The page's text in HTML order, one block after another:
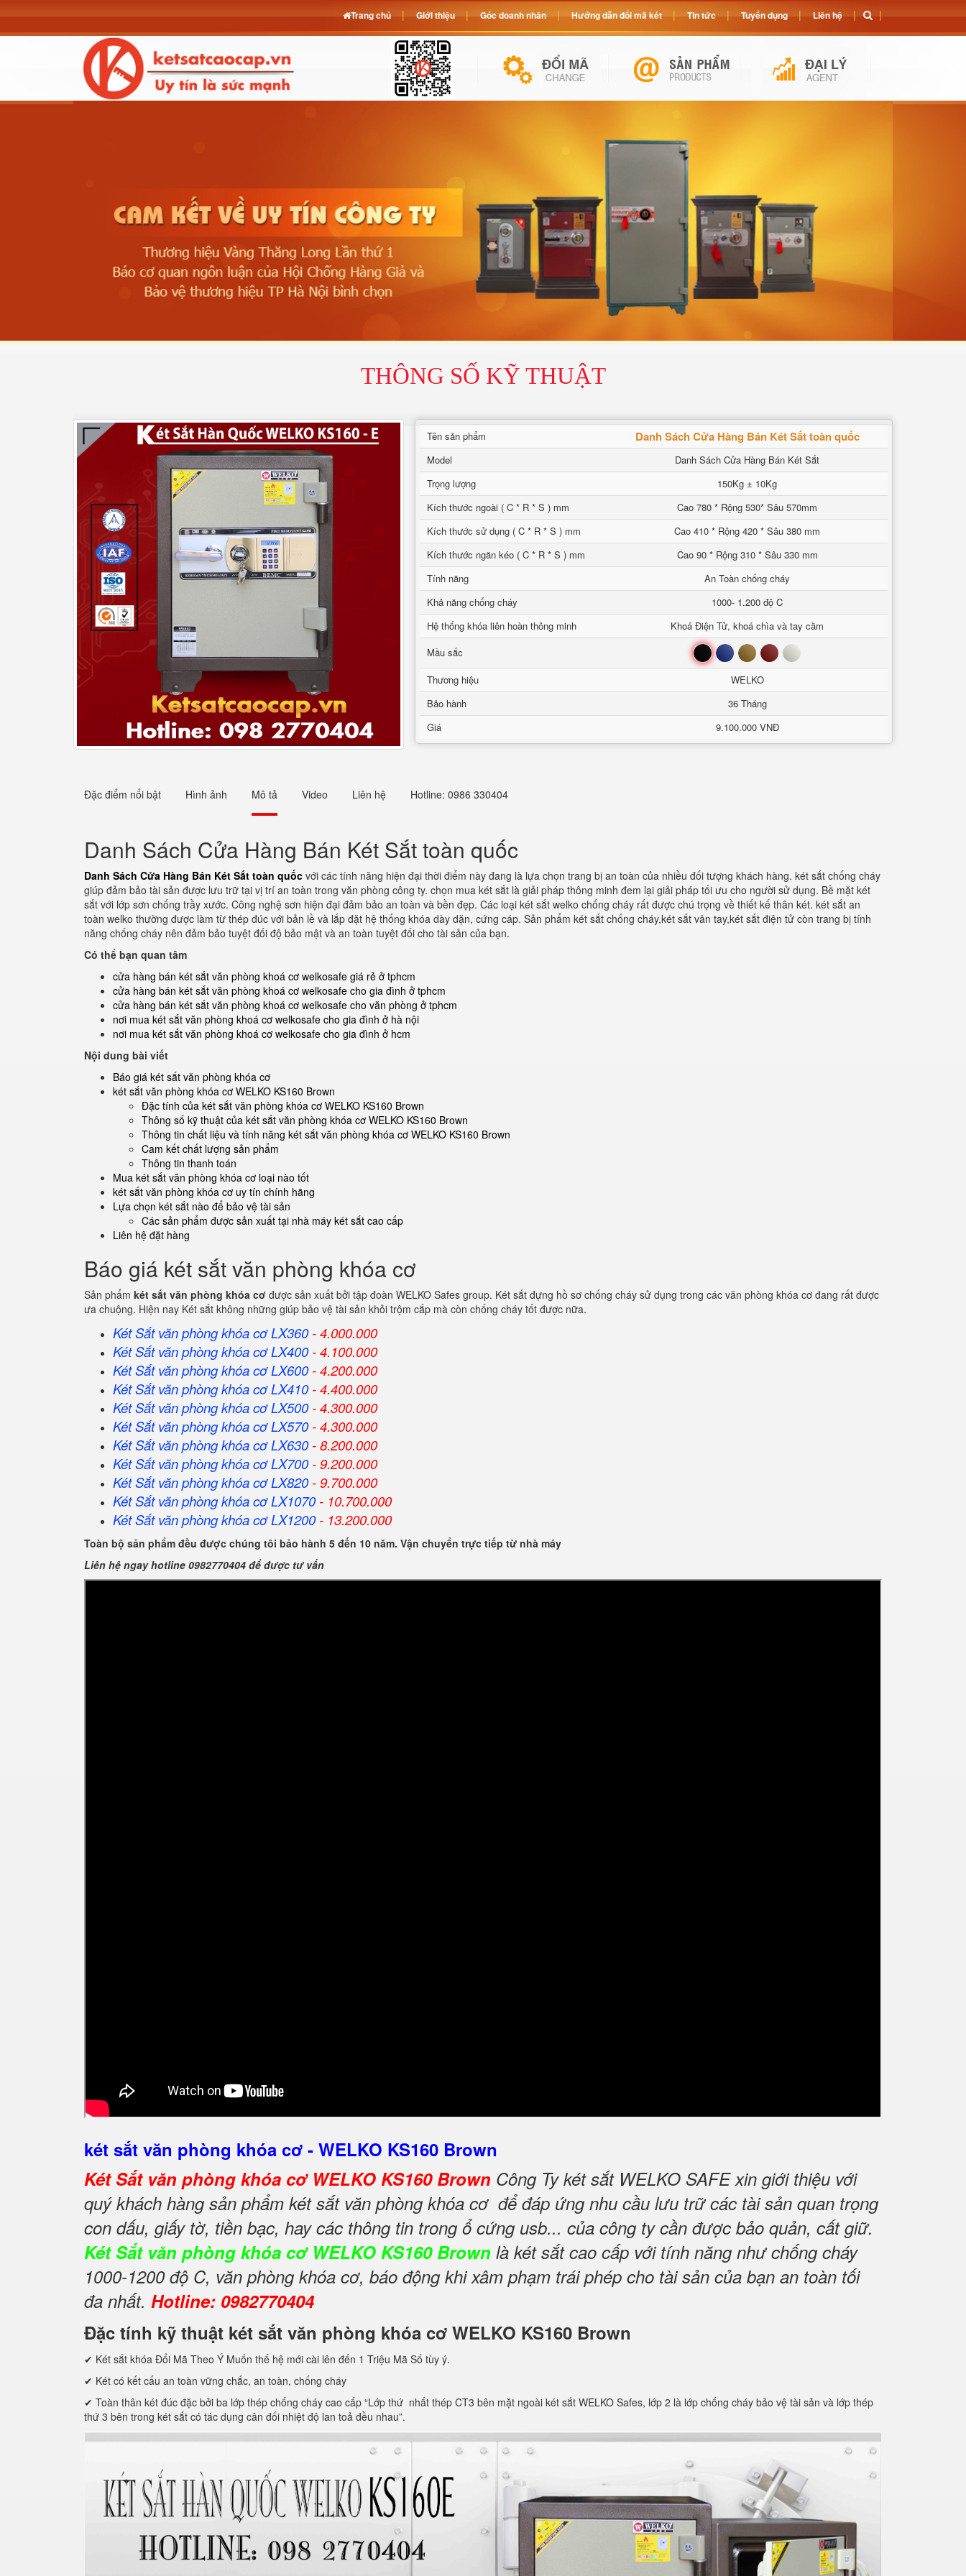
THÔNG SỐ KỸ THUẬT
Tên sản phẩm Danh Sách Cửa Hàng Bán Két Sắt toàn quốc
Model
Danh Sách Cửa Hàng Bán Két Sắt
Trọng lượng
150Kg ± 10Kg
Kích thước ngoài ( C * R * S ) mm
Cao 780 * Rộng 530* Sâu 570mm
Kích thước sử dụng ( C * R * S ) mm
Cao 410 * Rộng 420 * Sâu 380 mm
Kích thước ngăn kéo ( C * R * S ) mm
Cao 90 * Rộng 310 * Sâu 330 mm
Tính năng
An Toàn chống cháy
Khả năng chống cháy
1000- 1.200 độ C
Hệ thống khóa liên hoàn thông minh
Khoá Điện Tử, khoá chìa và tay cầm
Mầu sắc
Đen Xanh Nâu Đỏ Trắng
Thương hiệu
WELKO
Bảo hành
36 Tháng
Giá
9.100.000 VNĐ
Đặc điểm nổi bật Hình ảnh Mô tả Video Liên hệ Hotline: 0986 330404
Danh Sách Cửa Hàng Bán Két Sắt toàn quốc
Danh Sách Cửa Hàng Bán Két Sắt toàn quốc với các tính năng hiện đại thời điểm này đang là lựa chọn trang bị an toàn của nhiều đối tượng khách hàng. két sắt chống cháy
giúp đảm bảo tài sản được lưu trữ tại vị trí an toàn trong văn phòng công ty. chọn mua két sắt là giải pháp thông minh đem lại giải pháp tối ưu cho người sử dụng. Bề mặt két
sắt với lớp sơn chống trầy xước. Công nghệ sơn hiện đại đảm bảo an toàn và bền đẹp. Các loại két sắt welko chống cháy rất được chú trọng về thiết kế thân két. két sắt an
toàn welko thường được làm từ thép đúc với bản lề và lắp đặt hệ thống khóa dày dặn, cứng cáp. Sản phẩm két sắt chống cháy,két sắt vân tay,két sắt điện tử còn trang bị tính
năng chống cháy nên đảm bảo tuyệt đối độ bảo mật và an toàn tuyệt đối cho tài sản của bạn.
Có thể bạn quan tâm
cửa hàng bán két sắt văn phòng khoá cơ welkosafe giá rẻ ở tphcm
cửa hàng bán két sắt văn phòng khoá cơ welkosafe cho gia đình ở tphcm
cửa hàng bán két sắt văn phòng khoá cơ welkosafe cho văn phòng ở tphcm
nơi mua két sắt văn phòng khoá cơ welkosafe cho gia đình ở hà nội
nơi mua két sắt văn phòng khoá cơ welkosafe cho gia đình ở hcm
Nội dung bài viết
Báo giá két sắt văn phòng khóa cơ
két sắt văn phòng khóa cơ WELKO KS160 Brown
Đặc tính của két sắt văn phòng khóa cơ WELKO KS160 Brown
Thông số kỹ thuật của két sắt văn phòng khóa cơ WELKO KS160 Brown
Thông tin chất liệu và tính năng két sắt văn phòng khóa cơ WELKO KS160 Brown
Cam kết chất lượng sản phẩm
Thông tin thanh toán
Mua két sắt văn phòng khóa cơ loại nào tốt
két sắt văn phòng khóa cơ uy tín chính hãng
Lựa chọn két sắt nào để bảo vệ tài sản
Các sản phẩm được sản xuất tại nhà máy két sắt cao cấp
Liên hệ đặt hàng
Báo giá két sắt văn phòng khóa cơ
Sản phẩm két sắt văn phòng khóa cơ được sản xuất bởi tập đoàn WELKO Safes group. Két sắt đựng hồ sơ chống cháy sử dụng trong các văn phòng khóa cơ đang rất được
ưa chuộng. Hiện nay Két sắt không những giúp bảo vệ tài sản khỏi trộm cắp mà còn chống cháy tốt được nữa.
Két Sắt văn phòng khóa cơ LX360- 4.000.000
Két Sắtvăn phòng khóa cơLX400- 4.100.000
Két Sắtvăn phòng khóa cơLX600- 4.200.000
Két Sắtvăn phòng khóa cơLX410- 4.400.000
Két Sắtvăn phòng khóa cơLX500- 4.300.000
Két Sắtvăn phòng khóa cơLX570- 4.300.000
Két Sắtvăn phòng khóa cơLX630- 8.200.000
Két Sắtvăn phòng khóa cơLX700- 9.200.000
Két Sắtvăn phòng khóa cơLX820- 9.700.000
Két Sắtvăn phòng khóa cơLX1070- 10.700.000
Két Sắtvăn phòng khóa cơLX1200- 13.200.000
Toàn bộ sản phẩm đều được chúng tôi bảo hành 5 đến 10 năm. Vận chuyển trực tiếp từ nhà máy
Liên hệ ngay hotline 0982770404 để được tư vấn
két sắt văn phòng khóa cơ - WELKO KS160 Brown
Két Sắt văn phòng khóa cơ WELKO KS160 Brown Công Ty két sắt WELKO SAFE xin giới thiệu với
quý khách hàng sản phẩm két sắt văn phòng khóa cơ để đáp ứng nhu cầu lưu trữ các tài sản quan trọng
con dấu, giấy tờ, tiền bạc, hay các thông tin trong ổ cứng usb... của công ty cần được bảo quản, cất giữ.
Két Sắt văn phòng khóa cơ WELKO KS160 Brown là két sắt cao cấp với tính năng như chống cháy
1000-1200 độ C, văn phòng khóa cơ, báo động khi xâm phạm trái phép cho tài sản của bạn an toàn tối
đa nhất. Hotline: 0982770404
Đặc tính kỹ thuật két sắt văn phòng khóa cơ WELKO KS160 Brown
✔ Két sắt khóa Đổi Mã Theo Ý Muốn thế hệ mới cài lên đến 1 Triệu Mã Số tùy ý.
✔ Két có kết cấu an toàn vững chắc, an toàn, chống cháy
✔ Toàn thân két đúc đặc bởi ba lớp thép chống cháy cao cấp “Lớp thứ nhất thép CT3 bên mặt ngoài két sắt WELKO Safes, lớp 2 là lớp chống cháy bảo vệ tài sản và lớp thép
thứ 3 bên trong két sắt có tác dụng cân đối nhiệt độ lan toả đều nhau”.
Trang chủ Giới thiệu Góc doanh nhân Hướng dẫn đổi mã két Tin tức Tuyển dụng Liên hệ